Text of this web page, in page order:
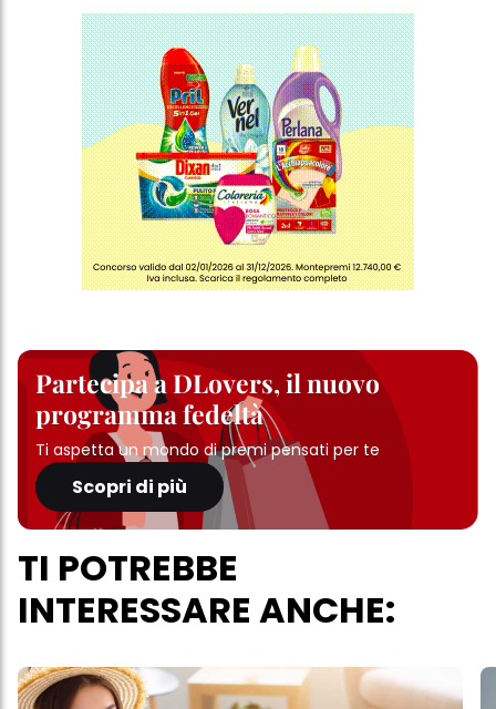
Partecipa a DLovers, il nuovo
programma fedeltà
Ti aspetta un mondo di premi pensati per te
Scopri di più
TI POTREBBE
INTERESSARE ANCHE: